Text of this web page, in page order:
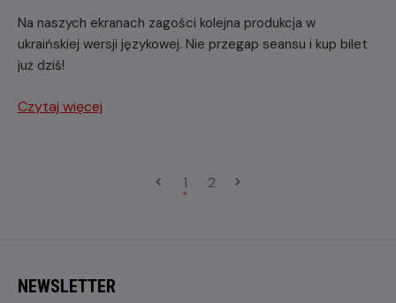
Na naszych ekranach zagości kolejna produkcja w
ukraińskiej wersji językowej. Nie przegap seansu i kup bilet
już dziś!
Czytaj więcej
1 2
NEWSLETTER